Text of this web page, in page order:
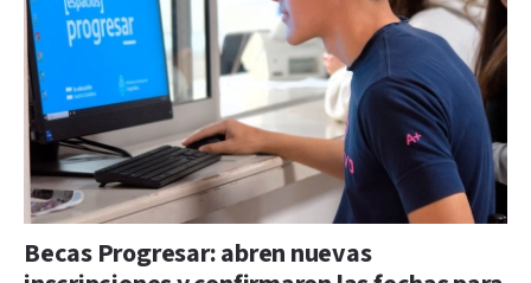
Becas Progresar: abren nuevas